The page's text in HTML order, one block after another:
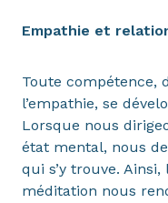
Empathie et
Toute compétence,
l’empathie, se
Lorsque nous
état mental, nous
qui s’y trouve.
méditation nous